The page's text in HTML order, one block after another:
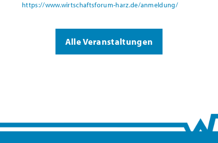
https://www.wirtschaftsforum-harz.de/anmeldung/
Alle Veranstaltungen